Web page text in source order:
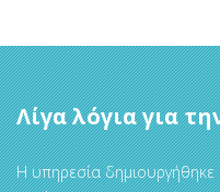
Λίγα λόγια για
Η υπηρεσία δημιουργήθηκε